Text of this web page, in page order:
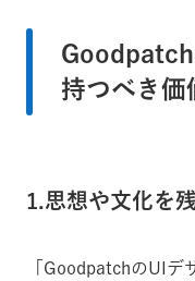
持つべき価
1.思想や文化を
「GoodpatchのUIデ